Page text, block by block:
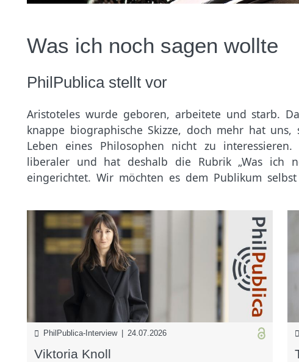
Was ich noch sagen wollte
PhilPublica stellt vor
Aristoteles wurde geboren, arbeitete und starb.
knappe biographische Skizze, doch mehr hat uns,
Leben eines Philosophen nicht zu
liberaler und hat deshalb die Rubrik „Was ich
eingerichtet. Wir möchten es dem Publikum
sich für die Personen hinter den Beiträgen
den öffentlich aktiven Philosoph:innen selbst
PhilPublica-Interview | 24.07.2026
Viktoria Knoll